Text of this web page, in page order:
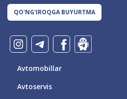
QO'NG'IROQGA BUYURTMA
Avtomobillar
Avtoservis